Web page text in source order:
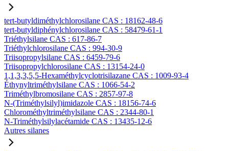
tert-butyldiméthylchlorosilane CAS : 18162-48-6
tert-butyldiphénylchlorosilane CAS : 58479-61-1
Triéthylsilane CAS : 617-86-7
Triéthylchlorosilane CAS : 994-30-9
Triisopropylsilane CAS : 6459-79-6
Triisopropylchlorosilane CAS : 13154-24-0
1,1,3,3,5,5-Hexaméthylcyclotrisilazane CAS : 1009-93-4
Éthynyltriméthylsilane CAS : 1066-54-2
Triméthylbromosilane CAS : 2857-97-8
N-(Triméthylsilyl)imidazole CAS : 18156-74-6
Chlorométhyltriméthylsilane CAS : 2344-80-1
N-Triméthylsilylacétamide CAS : 13435-12-6
Autres silanes